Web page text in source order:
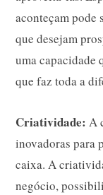
aconteçam pode
que desejam
uma capacidade
que faz toda a
Criatividade: A
inovadoras para
caixa. A
negócio,